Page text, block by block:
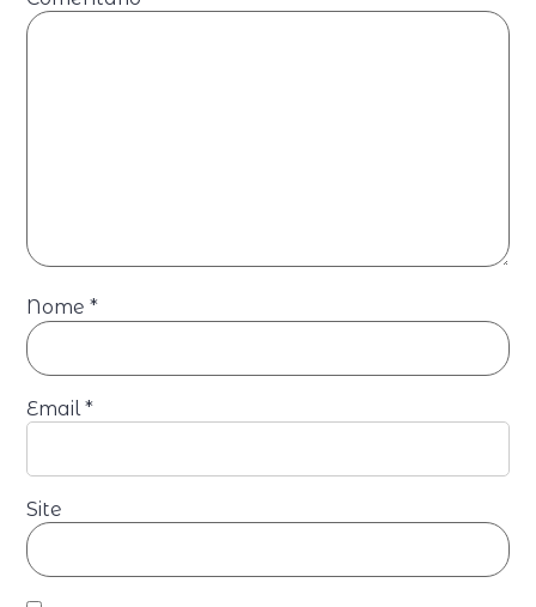
Nome*
Email*
Site